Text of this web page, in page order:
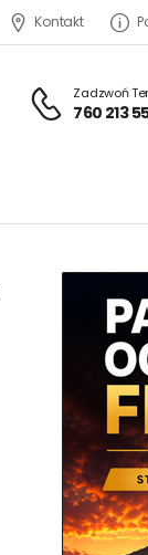
Kontakt
Zadzwoń
760 213